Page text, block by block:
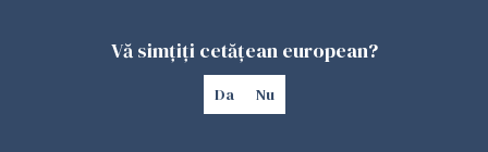
Horoscop duminică, 26 iulie. Astrele
răstoarnă calculele pentru unele zodii
Vă simțiți cetățean european?
Da Nu